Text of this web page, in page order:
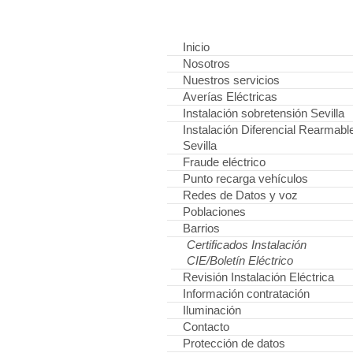
Inicio
Nosotros
Nuestros servicios
Averías Eléctricas
Instalación sobretensión Sevilla
Instalación Diferencial
Sevilla
Fraude eléctrico
Punto recarga vehículos
Redes de Datos y voz
Poblaciones
Barrios
Certificados Instalación
CIE/Boletín Eléctrico
Revisión Instalación Eléctrica
Información contratación
Iluminación
Contacto
Protección de datos